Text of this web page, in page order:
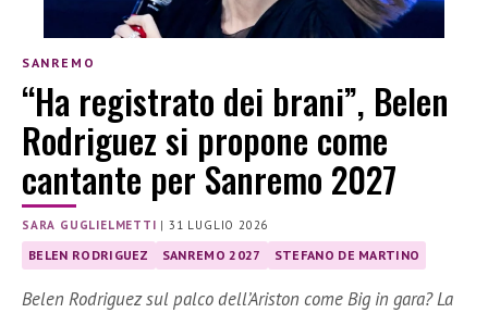
SANREMO
“Ha registrato dei brani”, Belen
Rodriguez si propone come
cantante per Sanremo 2027
SARA GUGLIELMETTI |31 LUGLIO 2026
BELEN RODRIGUEZ SANREMO 2027 STEFANO DE MARTINO
Belen Rodriguez sul palco dell’Ariston come Big in gara? La